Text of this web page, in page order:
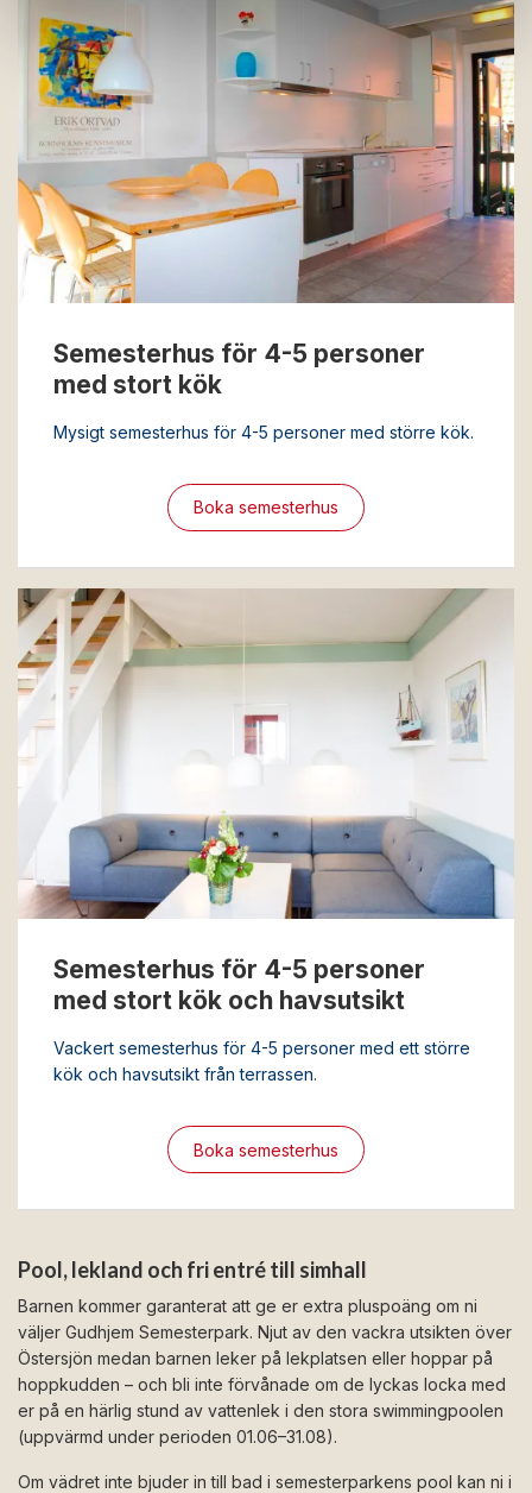
Semesterhus för 4-5 personer
med stort kök
Mysigt semesterhus för 4-5 personer med större kök.
Boka semesterhus
Semesterhus för 4-5 personer
med stort kök och havsutsikt
Vackert semesterhus för 4-5 personer med ett större
kök och havsutsikt från terrassen.
Boka semesterhus
Pool, lekland och fri entré till simhall
Barnen kommer garanterat att ge er extra pluspoäng om ni
väljer Gudhjem Semesterpark. Njut av den vackra utsikten över
Östersjön medan barnen leker på lekplatsen eller hoppar på
hoppkudden – och bli inte förvånade om de lyckas locka med
er på en härlig stund av vattenlek i den stora swimmingpoolen
(uppvärmd under perioden 01.06–31.08).
Om vädret inte bjuder in till bad i semesterparkens pool kan ni i